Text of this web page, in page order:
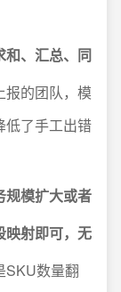
和、汇总、同
报的团队，模
低了手工出错
模扩大或者
映射即可，无
SKU数量翻